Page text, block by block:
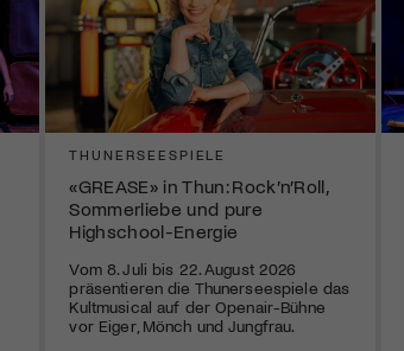
THUNERSEESPIELE
«GREASE» in Thun: Rock’n’Roll,
Sommerliebe und pure
Highschool-Energie
Vom 8. Juli bis 22. August 2026
präsentieren die Thunerseespiele das
Kultmusical auf der Openair-Bühne
vor Eiger, Mönch und Jungfrau.